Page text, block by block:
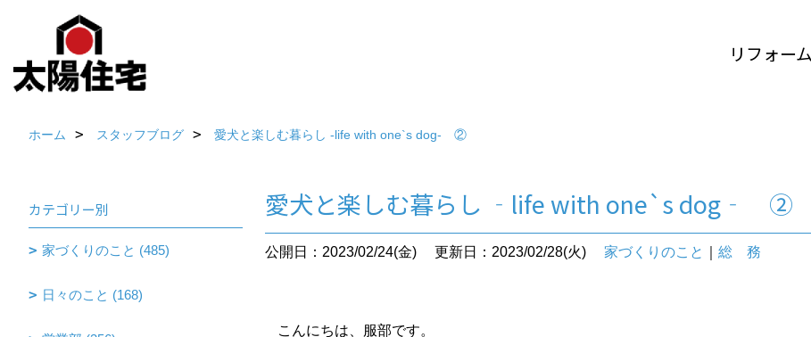
リフォーム
ホーム スタッフブログ 愛犬と楽しむ暮らし ‐life with one`s dog‐ ②
愛犬と楽しむ暮らし ‐life with one`s dog‐ ②
公開日：2023/02/24(金) 更新日：2023/02/28(火) 家づくりのこと 総 務
こんにちは、服部です。
カテゴリー別
家づくりのこと (485)
日々のこと (168)